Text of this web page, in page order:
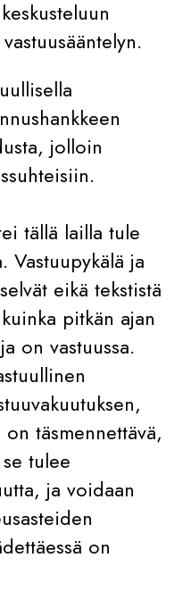
jolloin
tällä lailla tule
Vastuupykälä ja
eikä tekstistä
pitkän ajan
on vastuussa.
täsmennettävä,
tulee
ja voidaan
on